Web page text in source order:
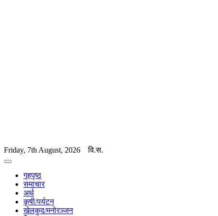
Friday, 7th August, 2026 वि.स.
गृहपृष्ठ
समाचार
अर्थ
कृषी/पर्यटन
खेलकुद/मनोरञ्जन